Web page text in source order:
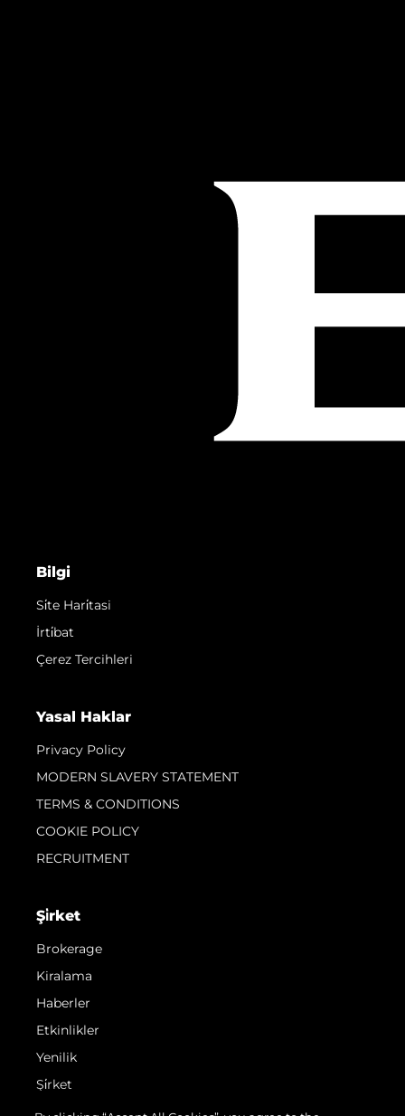
Bilgi
Si̇te Hari̇tasi
İrti̇bat
Çerez Tercihleri
Yasal Haklar
Privacy Policy
MODERN SLAVERY STATEMENT
TERMS & CONDITIONS
COOKIE POLICY
RECRUITMENT
Şi̇rket
Brokerage
Kiralama
Haberler
Etkinlikler
Yenilik
Şi̇rket
Ekip